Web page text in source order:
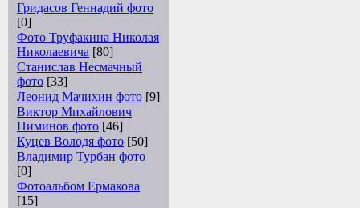
Гридасов Геннадий фото
[0]
Фото Труфакина Николая
Николаевича [80]
Станислав Несмачный
фото [33]
Леонид Мачихин фото [9]
Виктор Михайлович
Пиминов фото [46]
Куцев Володя фото [50]
Владимир Турбан фото
[0]
Фотоальбом Ермакова
[15]